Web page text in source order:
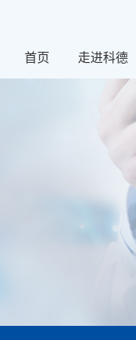
首页 走进科德